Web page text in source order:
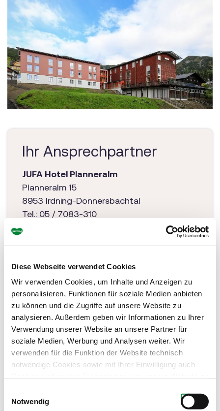
Diese Webseite verwendet Cookies
Wir verwenden Cookies, um Inhalte und Anzeigen zu
personalisieren, Funktionen für soziale Medien anbieten
zu können und die Zugriffe auf unsere Website zu
analysieren. Außerdem geben wir Informationen zu Ihrer
Verwendung unserer Website an unsere Partner für
soziale Medien, Werbung und Analysen weiter. Wir
verwenden für die Funktion der Website technisch
notwendige Cookies sowie mit Ihrer Einwilligung auch
zu personalisieren, Funktionen für soziale Medien
Notwendig
Ihr Ansprechpartner
JUFA Hotel Planneralm
Planneralm 15
8953 Irdning-Donnersbachtal
Tel.: 05 / 7083-310